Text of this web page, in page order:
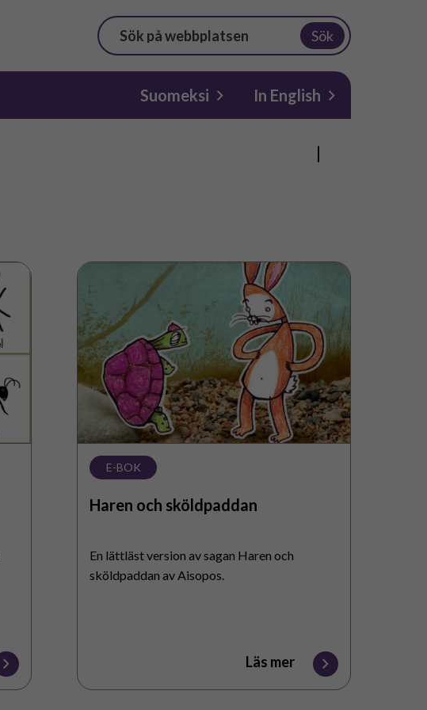
Sök
Suomeksi In English
Haren
och
sköldpaddan
E-BOK
Haren och sköldpaddan
En lättläst version av sagan Haren och
sköldpaddan av Aisopos.
Läs mer